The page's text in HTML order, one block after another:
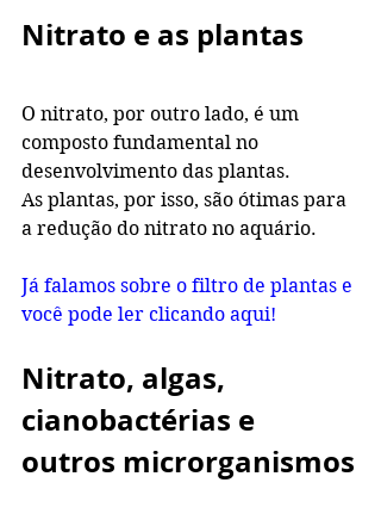
Nitrato e as plantas
O nitrato, por outro lado, é um
composto fundamental no
desenvolvimento das plantas.
As plantas, por isso, são ótimas para
a redução do nitrato no aquário.
Já falamos sobre o filtro de plantas e
você pode ler clicando aqui!
Nitrato, algas,
cianobactérias e
outros microrganismos